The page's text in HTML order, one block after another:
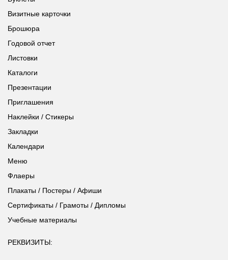
Визитные карточки
Брошюра
Годовой отчет
Листовки
Каталоги
Презентации
Приглашения
Наклейки / Стикеры
Закладки
Календари
Меню
Флаеры
Плакаты / Постеры / Афиши
Сертификаты / Грамоты / Дипломы
Учебные материалы
РЕКВИЗИТЫ: